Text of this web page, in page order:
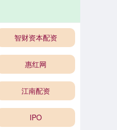
智财资本配资
惠红网
江南配资
IPO